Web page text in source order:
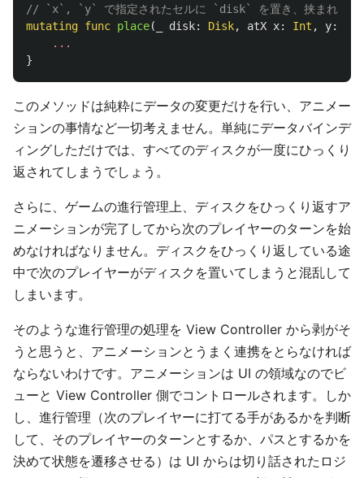
// `x`, `y` で指定されたセルに `disk` を置き、挟まれたディ
mutating func place( disk: Disk, atX x: Int , y:
...
}
このメソッドは純粋にデータの変更だけを行い、アニメー
ションの事情など一切考えません。単純にデータバインデ
ィングしただけでは、すべてのディスクが一度にひっくり
返されてしまうでしょう。
さらに、ゲームの進行管理上、ディスクをひっくり返すア
ニメーションが完了してから次のプレイヤーのターンを始
めなければなりません。ディスクをひっくり返している途
中で次のプレイヤーがディスクを置いてしまうと混乱して
しまいます。
そのような進行管理の処理を View Controller から剥がそ
うと思うと、アニメーションとうまく連携をとらなければ
ならないわけです。アニメーションは UI の領域なのでビ
ューと View Controller 側でコントロールされます。しか
し、進行管理（次のプレイヤーに打てる手があるかを判断
して、そのプレイヤーのターンとするか、パスとするかを
決めて状態を遷移させる）は UI からは切り話されたロジ